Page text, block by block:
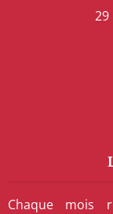
29
Chaque mois